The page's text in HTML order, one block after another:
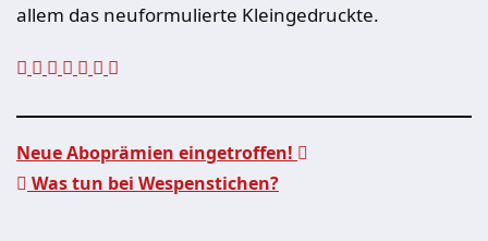
allem das neuformulierte Kleingedruckte.
Neue Aboprämien eingetroffen!
Was tun bei Wespenstichen?